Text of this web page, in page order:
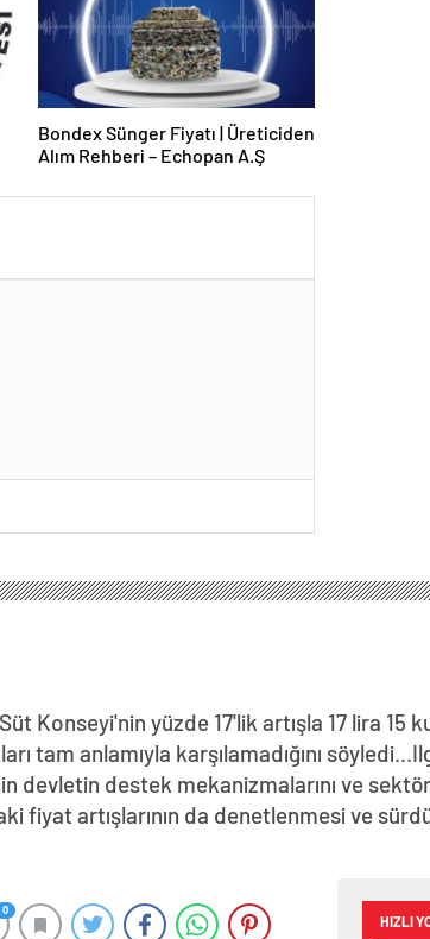
Bondex Sünger Fiyatı | Üreticiden
Alım Rehberi – Echopan A.Ş
Konseyi'nin yüzde 17'lik artışla 17 lira 15
tam anlamıyla karşılamadığını
devletin destek mekanizmalarını ve
fiyat artışlarının da denetlenmesi ve
0
HIZLI